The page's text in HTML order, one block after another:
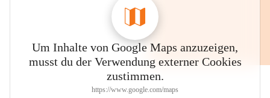
Um Inhalte von Google Maps anzuzeigen,
musst du der Verwendung externer Cookies
zustimmen.
https://www.google.com/maps